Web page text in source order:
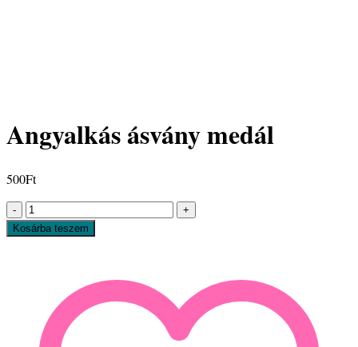
Angyalkás ásvány medál
500Ft
Angyalkás
ásvány
medál
Kosárba teszem